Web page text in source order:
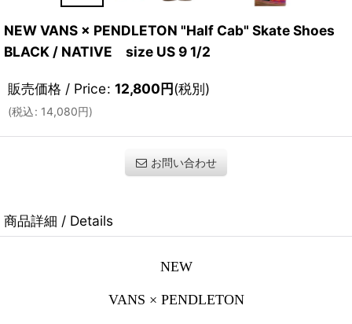
NEW VANS × PENDLETON "Half Cab" Skate Shoes
BLACK / NATIVE size US 9 1/2
販売価格 / Price: 12,800円(税別)
(税込: 14,080円)
お問い合わせ
商品詳細 / Details
NEW
VANS × PENDLETON